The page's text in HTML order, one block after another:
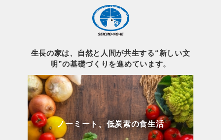
生長の家は、自然と人間が共生する“新しい文
明”の基礎づくりを進めています。
ノーミート、低炭素の食生活